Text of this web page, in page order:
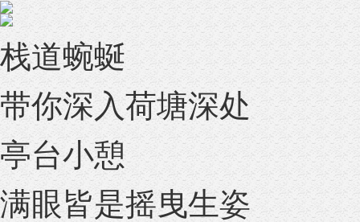
栈道蜿蜒
带你深入荷塘深处
亭台小憩
满眼皆是摇曳生姿